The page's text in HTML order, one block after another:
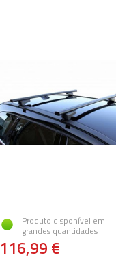
Produto disponível em
grandes quantidades
116,99 €